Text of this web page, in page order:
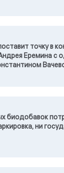
точку в
Еремина с
биодобавок
ни